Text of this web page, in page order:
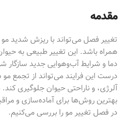
مقدمه
تغییر فصل می‌تواند با ریزش شدید مو
همراه باشد. این تغییر طبیعی به
دما و شرایط آب‌وهوایی جدید سازگار
درست این فرایند می‌تواند از تجمع مو
آلرژی، و ناراحتی حیوان جلوگیری کند.
بهترین روش‌ها برای آماده‌سازی و
در فصل تغییر مو را بررسی می‌کنیم.